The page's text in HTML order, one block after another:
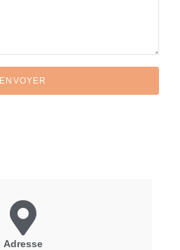
ENVOYER
Adresse